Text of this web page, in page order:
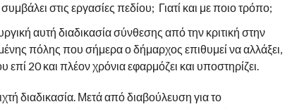
στις εργασίες πεδίου; Γιατί και με ποιο τρόπο;
αυτή διαδικασία σύνθεσης από την κριτική στην
πόλης που σήμερα ο δήμαρχος επιθυμεί να αλλάξει,
20 και πλέον χρόνια εφαρμόζει και υποστηρίζει.
διαδικασία. Μετά από διαβούλευση για το